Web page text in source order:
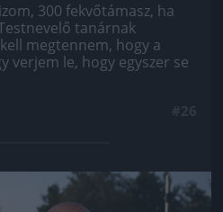
300 fekvőtámasz, ha
tanárnak
megtennem, hogy a
verjem le, hogy egyszer se
kép!